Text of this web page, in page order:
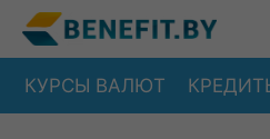
КУРСЫ ВАЛЮТ